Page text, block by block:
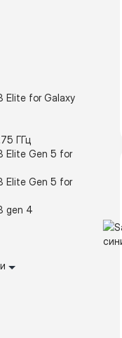
Elite for Galaxy
ГГц
Elite Gen 5 for
Elite Gen 5 for
gen 4